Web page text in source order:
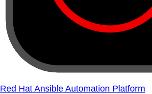
Red Hat Ansible Automation Platform